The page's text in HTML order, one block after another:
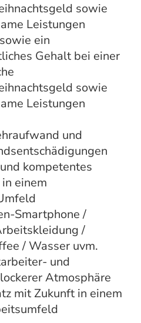
sowie
Leistungen
ein
Gehalt bei einer
sowie
Leistungen
und
kompetentes
einem
Smartphone /
/
/ Wasser uvm.
und
Atmosphäre
mit Zukunft in einem